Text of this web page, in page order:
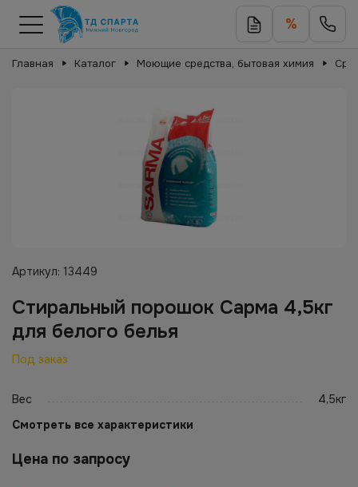
%
Главная Каталог Моющие средства, бытовая химия
Артикул: 13449
Стиральный порошок Сарма 4,5кг
для белого белья
Под заказ
Вес
4,5кг
Смотреть все характеристики
Цена по запросу